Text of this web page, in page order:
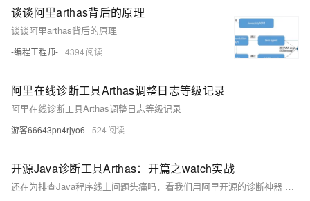
谈谈阿里arthas背后的原理
谈谈阿里arthas背后的原理
-编程工程师- 4394
阿里在线诊断工具Arthas调整日志等级记录
阿里在线诊断工具Arthas调整日志等级记录
游客66643pn4rjyo6 524
开源Java诊断工具Arthas：开篇之watch实战
还在为排查Java程序线上问题头痛吗，看我们用阿里开源的诊断神器 Arthas 来帮您